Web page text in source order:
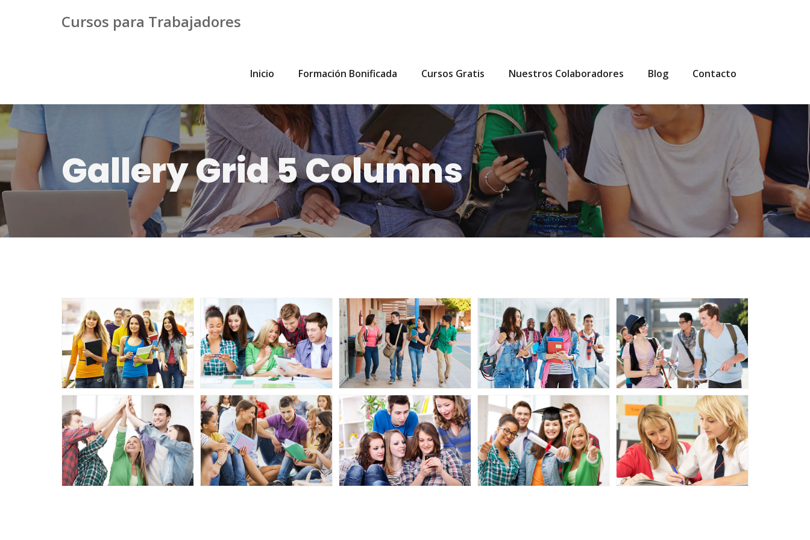
Cursos para Trabajadores
Inicio Formación Bonificada Cursos Gratis Nuestros Colaboradores Blog Contacto
Gallery Grid 5 Columns